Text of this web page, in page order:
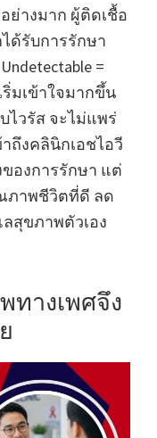
ย่างมาก ผู้ติดเชื้อ
ด้รับการรักษา
=
ริ่มเข้าใจมากขึ้น
ไวรัส จะไม่แพร่
ถึงคลินิกเอชไอวี
องการรักษา แต่
ภาพชีวิตที่ดี ลด
สุขภาพตัวเอง
ทางเพศจึง